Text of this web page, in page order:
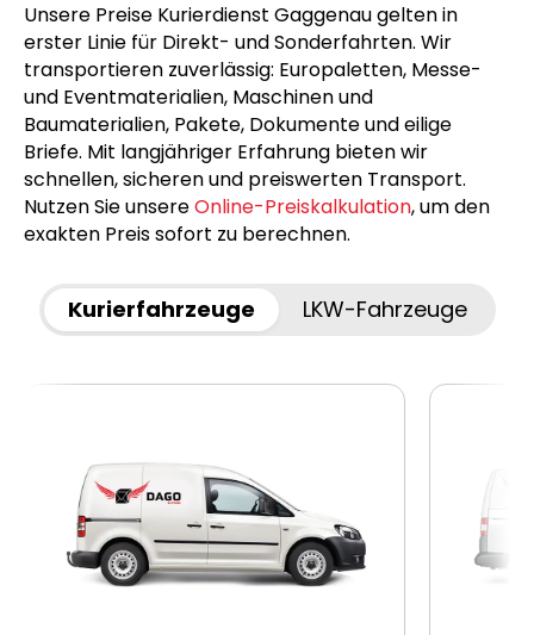
Unsere Preise Kurierdienst Gaggenau gelten in
erster Linie für Direkt- und Sonderfahrten. Wir
transportieren zuverlässig: Europaletten, Messe-
und Eventmaterialien, Maschinen und
Baumaterialien, Pakete, Dokumente und eilige
Briefe. Mit langjähriger Erfahrung bieten wir
schnellen, sicheren und preiswerten Transport.
Nutzen Sie unsereOnline-Preiskalkulation, um den
exakten Preis sofort zu berechnen.
Kurierfahrzeuge LKW-Fahrzeuge